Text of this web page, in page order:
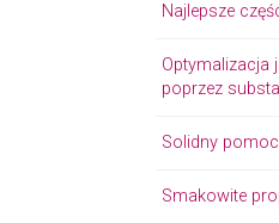
Najlepsze
Optymalizacja
poprzez
Solidny
Smakowite